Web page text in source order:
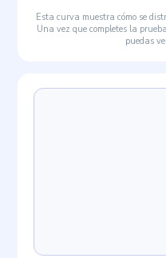
Esta curva muestra cómo se
Una vez que completes la
puedas